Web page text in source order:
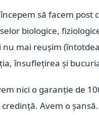
să facem
biologice,
nu mai reușim
însuflețirea și
nici o garanție de
Avem o